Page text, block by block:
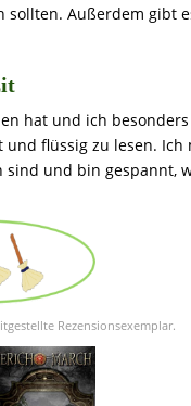
Außerdem gibt
hat und ich
flüssig zu lesen. Ich
und bin gespannt,
Rezensionsexemplar.